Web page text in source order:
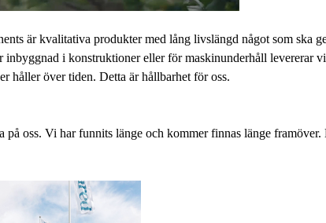
är kvalitativa produkter med lång livslängd något som ska
inbyggnad i konstruktioner eller för maskinunderhåll levererar
håller över tiden. Detta är hållbarhet för oss.
på oss. Vi har funnits länge och kommer finnas länge